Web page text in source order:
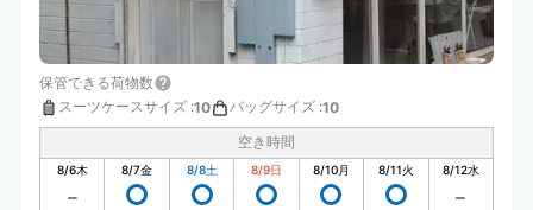
保管できる荷物数
スーツケースサイズ :10 バッグサイズ :10
空き時間
8/6木 8/7金 8/8土 8/9日 8/10月 8/11火 8/12水